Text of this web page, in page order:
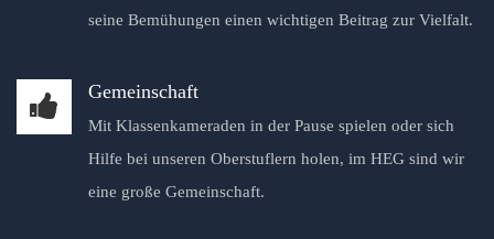
seine Bemühungen einen wichtigen Beitrag zur Vielfalt.
Gemeinschaft
Mit Klassenkameraden in der Pause spielen oder sich
Hilfe bei unseren Oberstuflern holen, im HEG sind wir
eine große Gemeinschaft.